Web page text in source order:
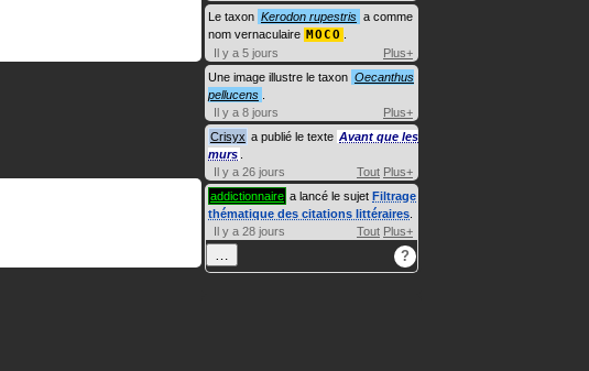
Le taxon Kerodon rupestris a comme
nom vernaculaire MOCO
Il y a 5 jours
Plus+
Une image illustre le taxon Oecanthus
pellucens
Il y a 8 jours
Plus+
Crisyx a publié le texte Avant que les
murs
Il y a 26 jours
Tout Plus+
addictionnaire a lancé le sujet Filtrage
thématique des citations littéraires
Il y a 28 jours
Tout Plus+
… ?